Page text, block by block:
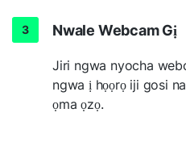
Nwale Webcam Gị
Jiri ngwa nyocha
ngwa ị họọrọ iji gosi
ọma ọzọ.